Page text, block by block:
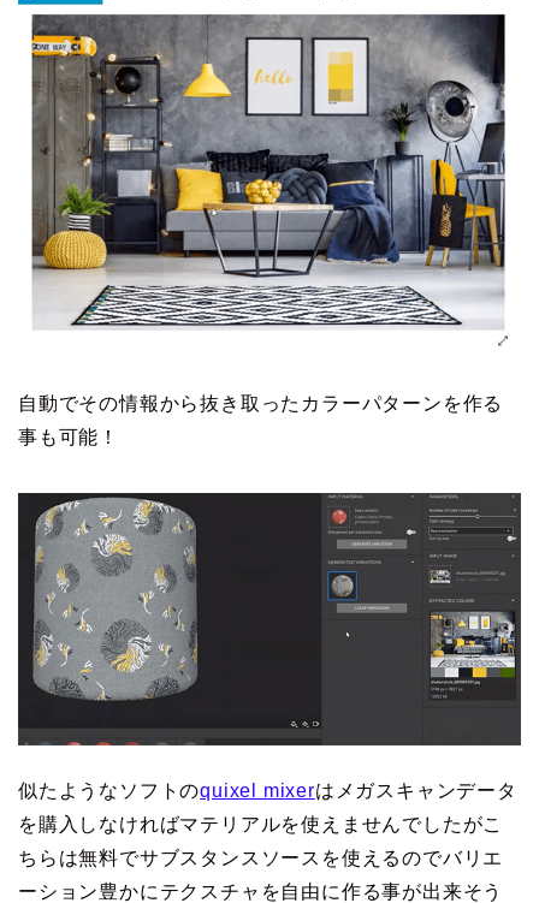
自動でその情報から抜き取ったカラーパターンを作る
事も可能！
似たようなソフトのquixel mixerはメガスキャンデータ
を購入しなければマテリアルを使えませんでしたがこ
ちらは無料でサブスタンスソースを使えるのでバリエ
ーション豊かにテクスチャを自由に作る事が出来そう